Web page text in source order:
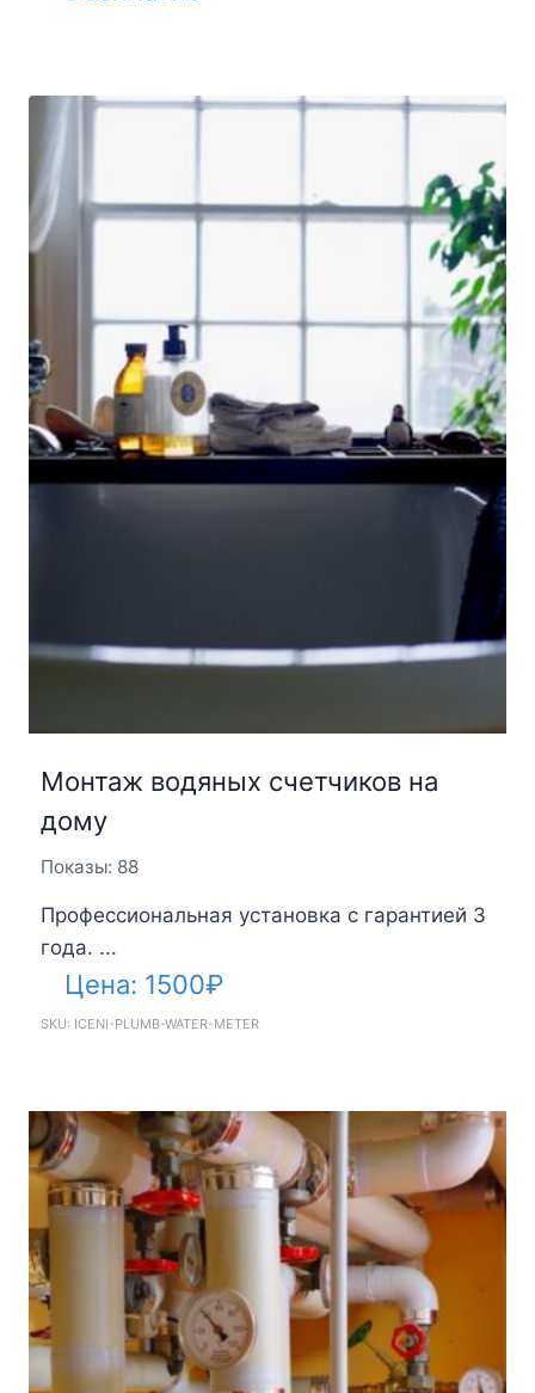
Монтаж водяных счетчиков на
дому
Показы: 88
Профессиональная установка с гарантией 3
года. ...
Цена: 1500₽
SKU: ICENI-PLUMB-WATER-METER